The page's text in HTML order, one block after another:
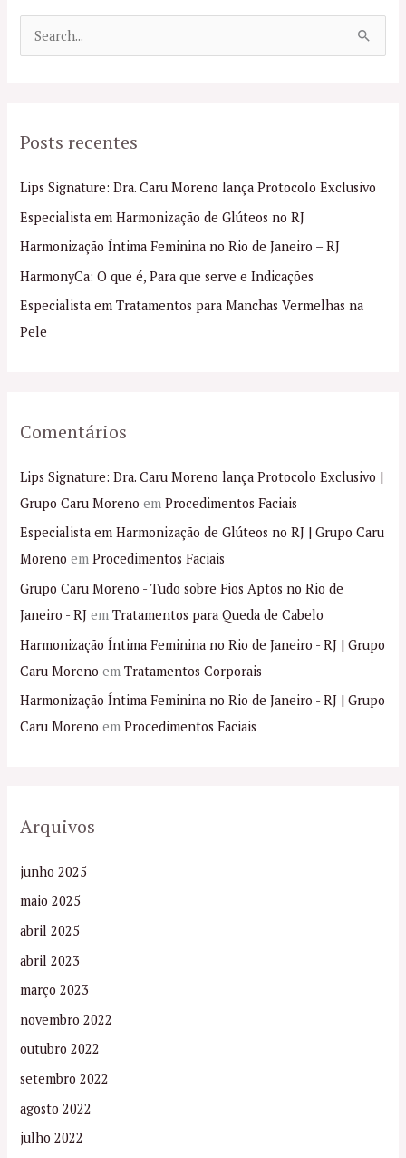
u
s
a
r
p
o
r
Posts recentes
Lips Signature: Dra. Caru Moreno lança Protocolo Exclusivo
Especialista em Harmonização de Glúteos no RJ
Harmonização Íntima Feminina no Rio de Janeiro – RJ
HarmonyCa: O que é, Para que serve e Indicações
Especialista em Tratamentos para Manchas Vermelhas na
Pele
Comentários
Lips Signature: Dra. Caru Moreno lança Protocolo Exclusivo |
Grupo Caru Moreno emProcedimentos Faciais
Especialista em Harmonização de Glúteos no RJ | Grupo Caru
Moreno emProcedimentos Faciais
Grupo Caru Moreno - Tudo sobre Fios Aptos no Rio de
Janeiro - RJ emTratamentos para Queda de Cabelo
Harmonização Íntima Feminina no Rio de Janeiro - RJ | Grupo
Caru Moreno emTratamentos Corporais
Harmonização Íntima Feminina no Rio de Janeiro - RJ | Grupo
Caru Moreno emProcedimentos Faciais
Arquivos
junho 2025
maio 2025
abril 2025
abril 2023
março 2023
novembro 2022
outubro 2022
setembro 2022
agosto 2022
julho 2022